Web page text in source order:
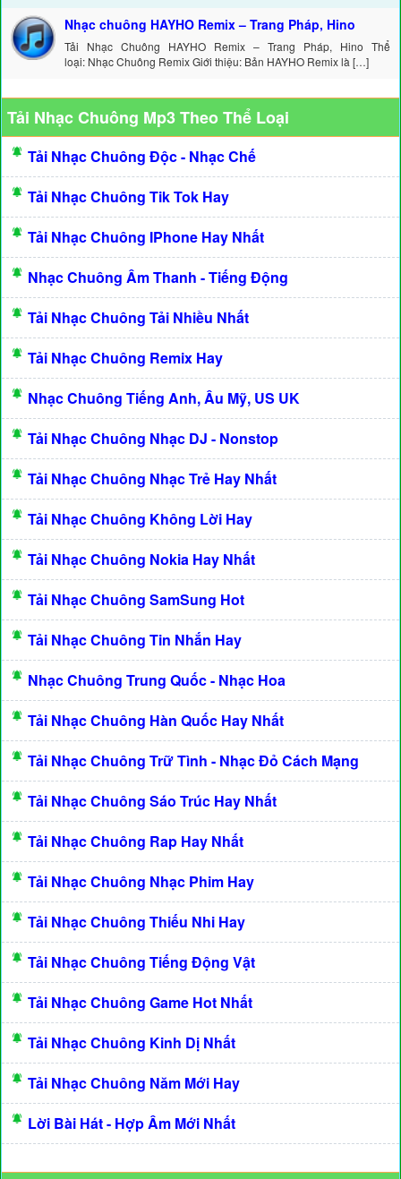
Nhạc chuông HAYHO Remix – Trang Pháp, Hino
Tải Nhạc Chuông HAYHO Remix – Trang Pháp, Hino Thể
loại: Nhạc Chuông Remix Giới thiệu: Bản HAYHO Remix là […]
Tải Nhạc Chuông Mp3 Theo Thể Loại
Tải Nhạc Chuông Độc - Nhạc Chế
Tải Nhạc Chuông Tik Tok Hay
Tải Nhạc Chuông IPhone Hay Nhất
Nhạc Chuông Âm Thanh - Tiếng Động
Tải Nhạc Chuông Tải Nhiều Nhất
Tải Nhạc Chuông Remix Hay
Nhạc Chuông Tiếng Anh, Âu Mỹ, US UK
Tải Nhạc Chuông Nhạc DJ - Nonstop
Tải Nhạc Chuông Nhạc Trẻ Hay Nhất
Tải Nhạc Chuông Không Lời Hay
Tải Nhạc Chuông Nokia Hay Nhất
Tải Nhạc Chuông SamSung Hot
Tải Nhạc Chuông Tin Nhắn Hay
Nhạc Chuông Trung Quốc - Nhạc Hoa
Tải Nhạc Chuông Hàn Quốc Hay Nhất
Tải Nhạc Chuông Trữ Tình - Nhạc Đỏ Cách Mạng
Tải Nhạc Chuông Sáo Trúc Hay Nhất
Tải Nhạc Chuông Rap Hay Nhất
Tải Nhạc Chuông Nhạc Phim Hay
Tải Nhạc Chuông Thiếu Nhi Hay
Tải Nhạc Chuông Tiếng Động Vật
Tải Nhạc Chuông Game Hot Nhất
Tải Nhạc Chuông Kinh Dị Nhất
Tải Nhạc Chuông Năm Mới Hay
Lời Bài Hát - Hợp Âm Mới Nhất